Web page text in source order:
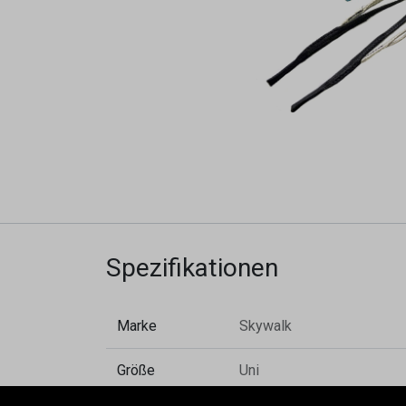
Spezifikationen
Marke Skywalk
Größe Uni